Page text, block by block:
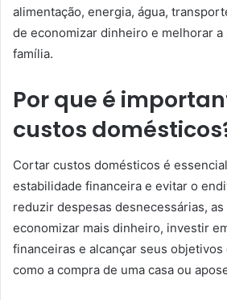
alimentação, energia, água,
de economizar dinheiro e melhorar a
família.
Por que é
custos
Cortar custos domésticos é
estabilidade financeira e evitar o
reduzir despesas desnecessárias,
economizar mais dinheiro, investir
financeiras e alcançar seus objetivos
como a compra de uma casa ou